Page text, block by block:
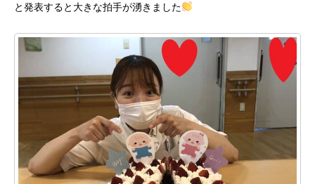
と発表すると大きな拍手が湧きました